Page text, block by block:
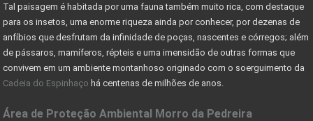
O QUE SÃO ÁREAS DE PRESERVAÇÃO PERMANENTE
CADASTRO AMBIENTAL RURAL (CAR) -
COMO ESCOLHER UM LOTE OU TERRENO PARA COMPRAR
Nevis Sociedade de Responsabilidade Limitada (LLC)
AS VANTAGENS DE UMA HOLDING FAMILIAR - CONHEÇA
Tal paisagem é habitada por uma fauna também muito rica, com destaque
para os insetos, uma enorme riqueza ainda por conhecer, por dezenas de
anfíbios que desfrutam da infinidade de poças, nascentes e córregos; além
de pássaros, mamíferos, répteis e uma imensidão de outras formas que
convivem em um ambiente montanhoso originado com o soerguimento da
Cadeia do Espinhaço há centenas de milhões de anos.
Área de Proteção Ambiental Morro da Pedreira